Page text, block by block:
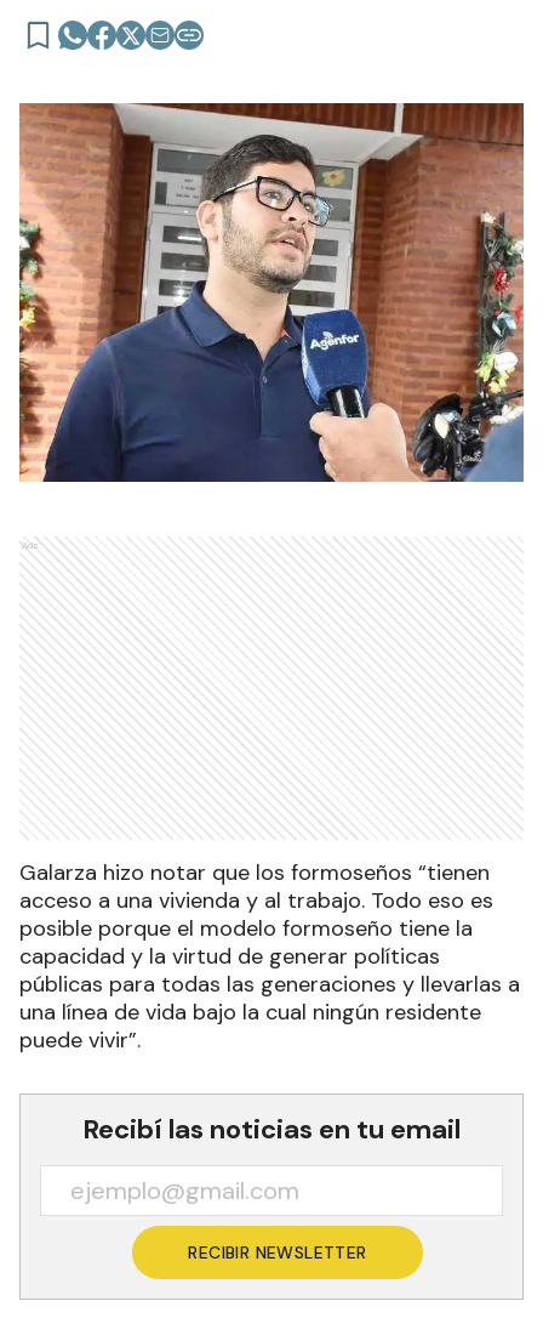
Ads
Galarza hizo notar que los formoseños “tienen
acceso a una vivienda y al trabajo. Todo eso es
posible porque el modelo formoseño tiene la
capacidad y la virtud de generar políticas
públicas para todas las generaciones y llevarlas a
una línea de vida bajo la cual ningún residente
puede vivir”.
Recibí las noticias en tu email
RECIBIR NEWSLETTER